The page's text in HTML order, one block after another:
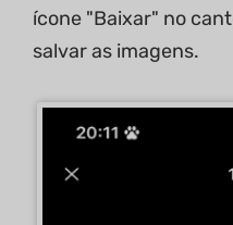
ícone "Baixar" no
salvar as imagens.